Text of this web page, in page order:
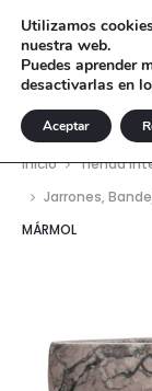
Inicio Tienda
Jarrones,
MÁRMOL
Utilizamos
nuestra web.
Puedes aprender
desactivarlas en
Aceptar